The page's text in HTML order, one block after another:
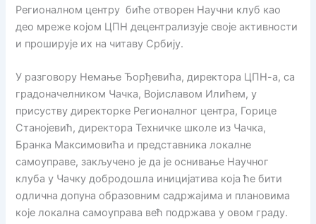
Регионалном центру биће отворен Научни клуб као
део мреже којом ЦПН децентрализује своје активности
и проширује их на читаву Србију.
У разговору Немање Ђорђевића, директора ЦПН-а, са
градоначелником Чачка, Војиславом Илићем, у
присуству директорке Регионалног центра, Горице
Станојевић, директора Техничке школе из Чачка,
Бранка Максимовића и представника локалне
самоуправе, закључено је да је оснивање Научног
клуба у Чачку добродошла иницијатива која ће бити
одлична допуна образовним садржајима и плановима
које локална самоуправа већ подржава у овом граду.